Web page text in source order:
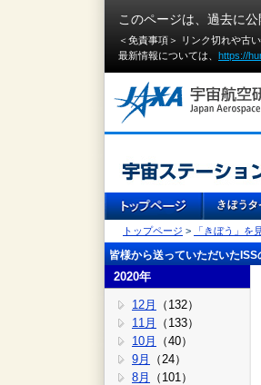
このページは、過去に
＜免責事項＞ リンク切れや古
最新情報については、 https://
トップページ > 「きぼう」を
皆様から送っていただいたISS
2020年
12月
（132）
11月
（133）
10月
（40）
9月
（24）
8月
（101）